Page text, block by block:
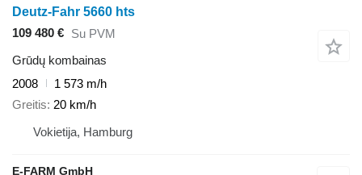
Deutz-Fahr 5660 hts
109 480 € Su PVM
Grūdų kombainas
2008
1 573 m/h
Greitis 20 km/h
Vokietija, Hamburg
E-FARM GmbH